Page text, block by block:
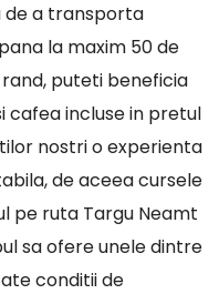
a transporta
la maxim 50 de
puteti beneficia
cafea incluse in pretul
nostri o experienta
de aceea cursele
pe ruta Targu Neamt
sa ofere unele dintre
conditii de